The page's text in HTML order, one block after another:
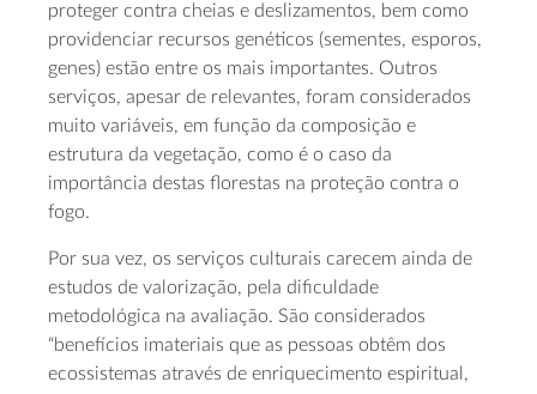
proteger contra cheias e deslizamentos, bem como
providenciar recursos genéticos (sementes, esporos,
genes) estão entre os mais importantes. Outros
serviços, apesar de relevantes, foram considerados
muito variáveis, em função da composição e
estrutura da vegetação, como é o caso da
importância destas florestas na proteção contra o
fogo.
Por sua vez, os serviços culturais carecem ainda de
estudos de valorização, pela dificuldade
metodológica na avaliação. São considerados
“benefícios imateriais que as pessoas obtêm dos
ecossistemas através de enriquecimento espiritual,